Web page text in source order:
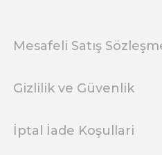
Mesafeli Satış
Gizlilik ve Güvenlik
İptal İade Koşullari